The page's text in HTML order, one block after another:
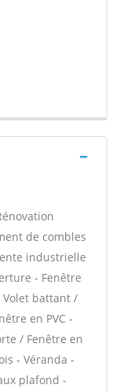
de combles
industrielle
- Fenêtre
battant /
en PVC -
/ Fenêtre en
- Véranda -
plafond -